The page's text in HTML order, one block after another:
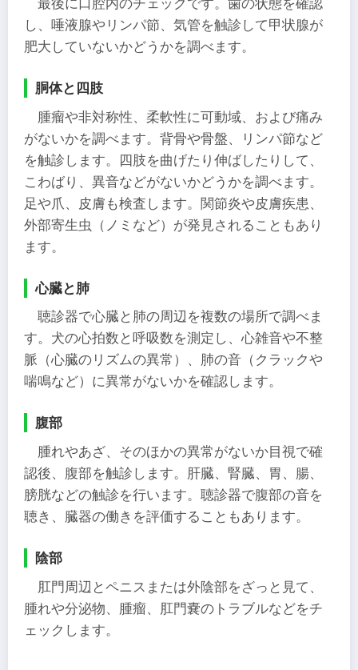
最後に口腔内のチェックです。歯の状態を確認
し、唾液腺やリンパ節、気管を触診して甲状腺が
肥大していないかどうかを調べます。
胴体と四肢
腫瘤や非対称性、柔軟性に可動域、および痛み
がないかを調べます。背骨や骨盤、リンパ節など
を触診します。四肢を曲げたり伸ばしたりして、
こわばり、異音などがないかどうかを調べます。
足や爪、皮膚も検査します。関節炎や皮膚疾患、
外部寄生虫（ノミなど）が発見されることもあり
ます。
心臓と肺
聴診器で心臓と肺の周辺を複数の場所で調べま
す。犬の心拍数と呼吸数を測定し、心雑音や不整
脈（心臓のリズムの異常）、肺の音（クラックや
喘鳴など）に異常がないかを確認します。
腹部
腫れやあざ、そのほかの異常がないか目視で確
認後、腹部を触診します。肝臓、腎臓、胃、腸、
膀胱などの触診を行います。聴診器で腹部の音を
聴き、臓器の働きを評価することもあります。
陰部
肛門周辺とペニスまたは外陰部をざっと見て、
腫れや分泌物、腫瘤、肛門嚢のトラブルなどをチ
ェックします。